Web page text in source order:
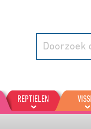
REPTIELEN